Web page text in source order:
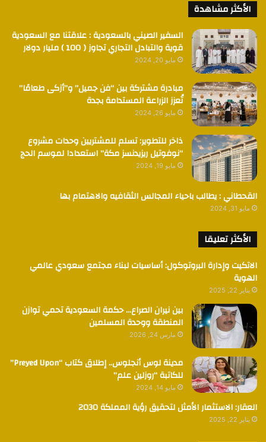
الأكثر مشاهدة
السفير الصيني بالسعودية : علاقتنا مع السعودية
قوية والتبادل التجاري تجاوز ( 100 ) مليار دولار
مايو 20, 2024
مبادرة مشتركة بين “فن جميل” و”أزكى طعامًا”
تُعزز الزراعة المستدامة بجدة
مايو 26, 2024
ذاخر للتطوير: تسلم للمشتريين وحدات مشروع
“نوفوتيل ريزيدنسز مكة” استعدادا لموسم الحج
مايو 19, 2024
القحطاني : يطالب باحياء المجالس الثقافيه والاهتمام بها
مايو 31, 2024
الأكثر تعليقا
الاتكيت وإدارة البروتوكول: أساسيات لبناء مجتمع سعودي عالمي
الهوية
يناير 22, 2025
بين نيران الصراع… حكمة السعودية تحمي توازن
المنطقة ووحدة المسلمين
مارس 24, 2026
مدينة لوس أنجلوس.. إطلاق كتاب “Preyed Upon”
للكاتبة “روزلين علم”
مايو 14, 2024
العقار: الاستثمار الأمثل لتحقيق رؤية المملكة 2030
يناير 22, 2025